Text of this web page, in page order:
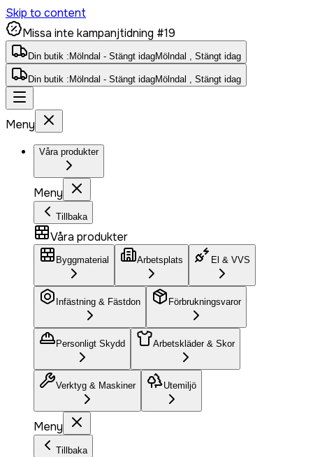
Skip to content
Missa inte kampanjtidning #19
Din butik : Mölndal - Stängt idagMölndal , Stängt idag
Din butik : Mölndal - Stängt idagMölndal , Stängt idag
Meny
Våra produkter
Meny
Tillbaka
Våra produkter
Byggmaterial Arbetsplats El & VVS
Infästning & Fästdon Förbrukningsvaror
Personligt Skydd Arbetskläder & Skor
Verktyg & Maskiner Utemiljö
Meny
Tillbaka